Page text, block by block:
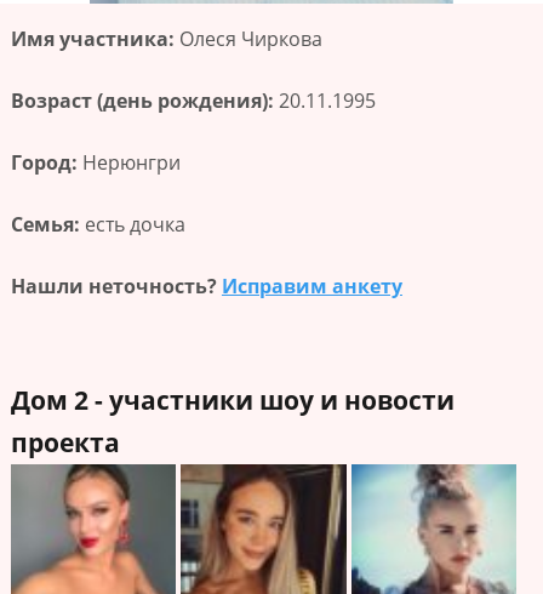
Имя участника: Олеся Чиркова
Возраст (день рождения): 20.11.1995
Город: Нерюнгри
Семья: есть дочка
Нашли неточность? Исправим анкету
Дом 2 - участники шоу и новости
проекта